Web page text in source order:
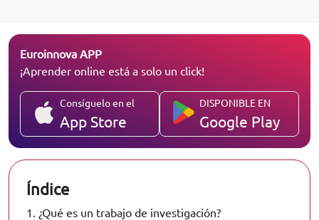
Euroinnova APP
¡Aprender online está a solo un click!
Consíguelo en el
App Store
DISPONIBLE EN
Google Play
Índice
1. ¿Qué es un trabajo de investigación?